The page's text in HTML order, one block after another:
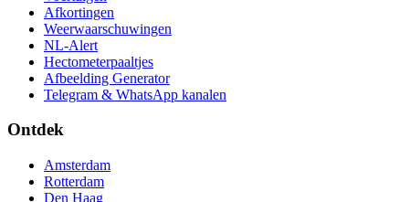
Afkortingen
Weerwaarschuwingen
NL-Alert
Hectometerpaaltjes
Afbeelding Generator
Telegram & WhatsApp kanalen
Ontdek
Amsterdam
Rotterdam
Den Haag